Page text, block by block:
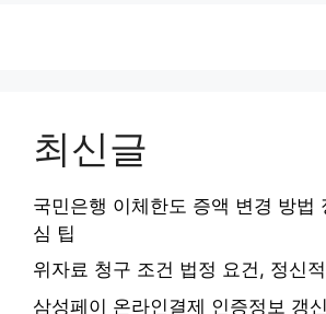
최신글
국민은행 이체한도 증액 변경 방법
심 팁
위자료 청구 조건 법정 요건, 정신
삼성페이 온라인결제 인증정보 갱